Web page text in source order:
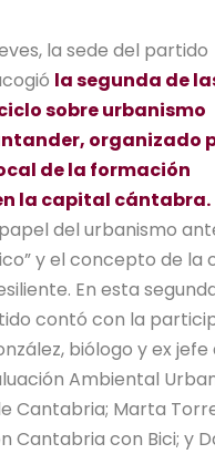
la sede del partido
la segunda de
sobre urbanismo
organizado
de la formación
la capital cántabra.
del urbanismo
y el concepto de la
En esta
contó con la
biólogo y ex jefe
Ambiental
Cantabria; Marta
Cantabria con Bici; y